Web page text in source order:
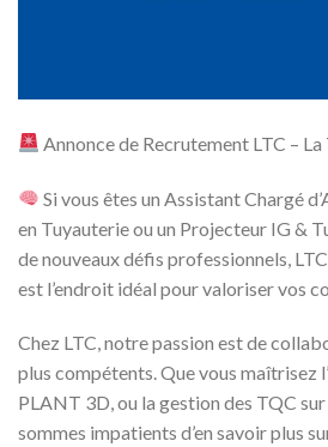
Annonce de Recrutement LTC –
Si vous êtes un Assistant Chargé
en Tuyauterie ou un Projecteur IG &
de nouveaux défis professionnels,
est l’endroit idéal pour valoriser vos
Chez LTC, notre passion est de
plus compétents. Que vous maîtrisez
PLANT 3D, ou la gestion des TQC
sommes impatients d’en savoir plus